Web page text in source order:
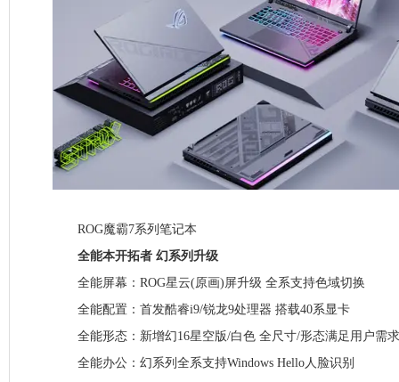
ROG魔霸7系列笔记本
全能本开拓者 幻系列升级
全能屏幕：ROG星云(原画)屏升级 全系支持色域切换
全能配置：首发酷睿i9/锐龙9处理器 搭载40系显卡
全能形态：新增幻16星空版/白色 全尺寸/形态满足用户需求
全能办公：幻系列全系支持Windows Hello人脸识别